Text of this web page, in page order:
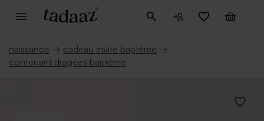
naissance → cadeau invité baptême →
contenant dragées baptême